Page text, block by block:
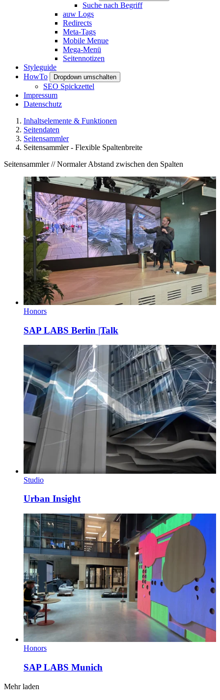
Suche nach Begriff
auw Logs
Redirects
Meta-Tags
Mobile Menue
Mega-Menü
Seitennotizen
Styleguide
HowTo
Dropdown umschalten
SEO Spickzettel
Impressum
Datenschutz
Inhaltselemente & Funktionen
Seitendaten
Seitensammler
Seitensammler - Flexible Spaltenbreite
Seitensammler // Normaler Abstand zwischen den Spalten
Honors
SAP LABS Berlin |Talk
Studio
Urban Insight
Honors
SAP LABS Munich
Mehr laden